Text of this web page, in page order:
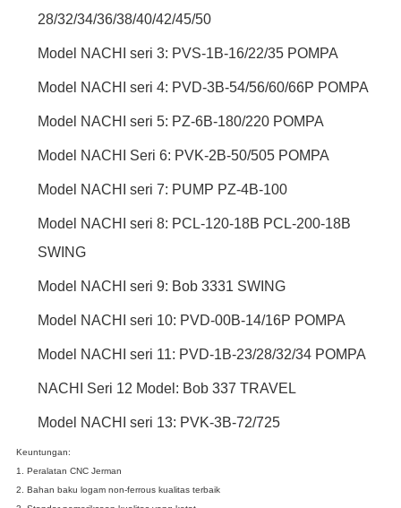
28/32/34/36/38/40/42/45/50
Model NACHI seri 3: PVS-1B-16/22/35 POMPA
Model NACHI seri 4: PVD-3B-54/56/60/66P POMPA
Model NACHI seri 5: PZ-6B-180/220 POMPA
Model NACHI Seri 6: PVK-2B-50/505 POMPA
Model NACHI seri 7: PUMP PZ-4B-100
Model NACHI seri 8: PCL-120-18B PCL-200-18B
SWING
Model NACHI seri 9: Bob 3331 SWING
Model NACHI seri 10: PVD-00B-14/16P POMPA
Model NACHI seri 11: PVD-1B-23/28/32/34 POMPA
NACHI Seri 12 Model: Bob 337 TRAVEL
Model NACHI seri 13: PVK-3B-72/725
Keuntungan:
1. Peralatan CNC Jerman
2. Bahan baku logam non-ferrous kualitas terbaik